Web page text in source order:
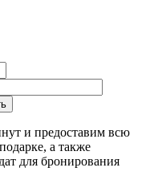
и предоставим всю
а также
для бронирования